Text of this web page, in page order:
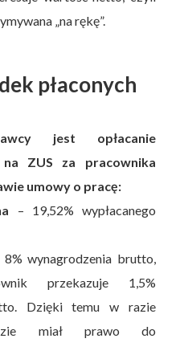
„na rękę”.
płaconych
jest opłacanie
na ZUS za pracownika
umowy o pracę:
– 19,52% wypłacanego
8% wynagrodzenia brutto,
przekazuje 1,5%
Dzięki temu w razie
miał prawo do